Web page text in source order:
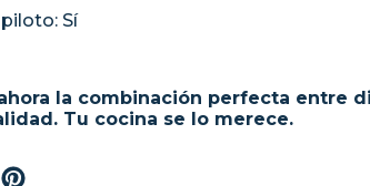
Sí
la combinación perfecta entre
Tu cocina se lo merece.